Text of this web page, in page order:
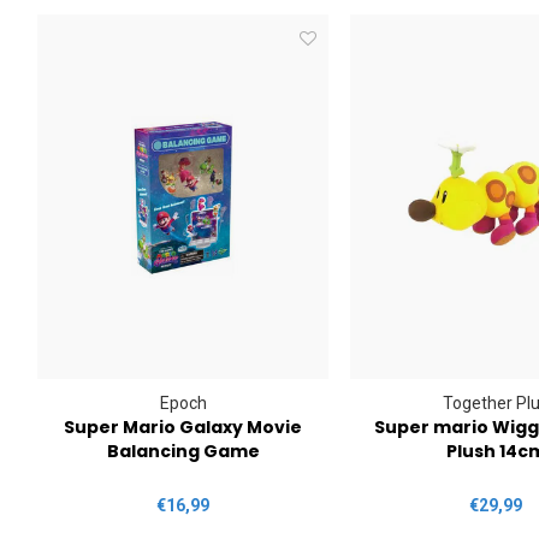
Epoch
Super Mario Galaxy Movie
Balancing Game
€16,99
Together
Super mario
Plush
€29,99